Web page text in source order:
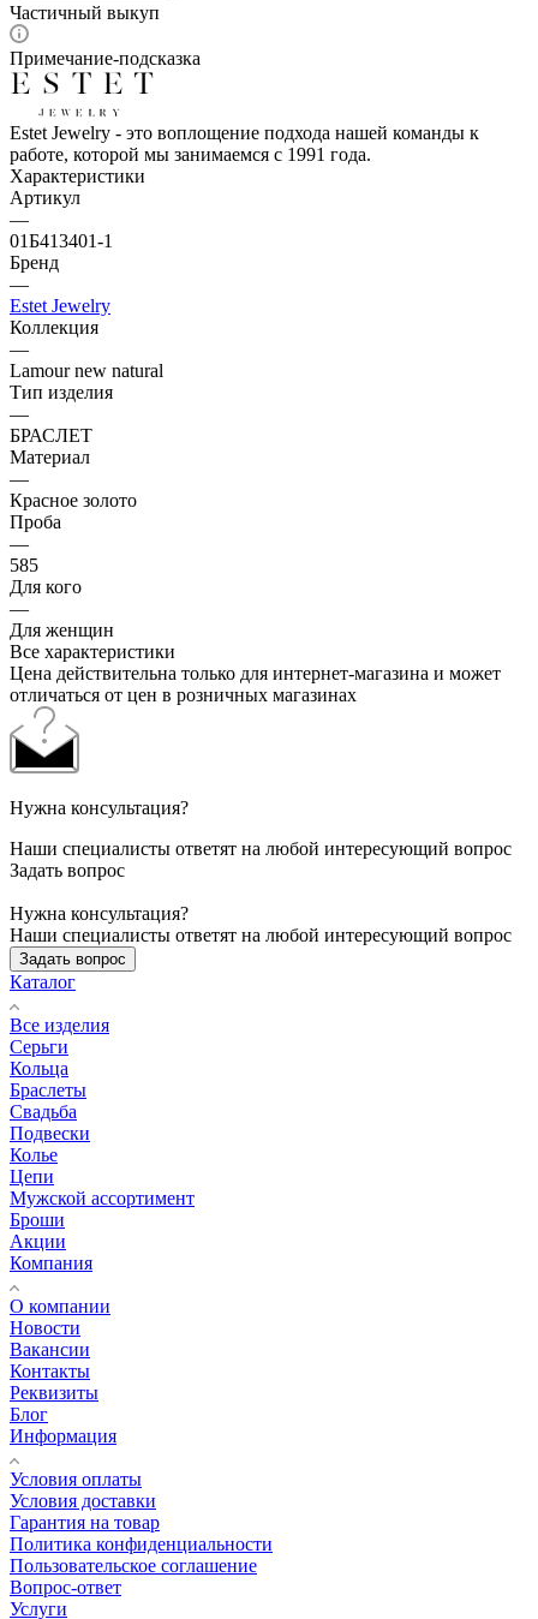
Частичный выкуп
Примечание-подсказка
Estet Jewelry - это воплощение подхода нашей команды к
работе, которой мы занимаемся с 1991 года.
Характеристики
Артикул
—
01Б413401-1
Бренд
—
Estet Jewelry
Коллекция
—
Lamour new natural
Тип изделия
—
БРАСЛЕТ
Материал
—
Красное золото
Проба
—
585
Для кого
—
Для женщин
Все характеристики
Цена действительна только для интернет-магазина и может
отличаться от цен в розничных магазинах
Нужна консультация?
Наши специалисты ответят на любой интересующий вопрос
Задать вопрос
Нужна консультация?
Наши специалисты ответят на любой интересующий вопрос
Задать вопрос
Каталог
Все изделия
Серьги
Кольца
Браслеты
Свадьба
Подвески
Колье
Цепи
Мужской ассортимент
Броши
Акции
Компания
О компании
Новости
Вакансии
Контакты
Реквизиты
Блог
Информация
Условия оплаты
Условия доставки
Гарантия на товар
Политика конфиденциальности
Пользовательское соглашение
Вопрос-ответ
Услуги